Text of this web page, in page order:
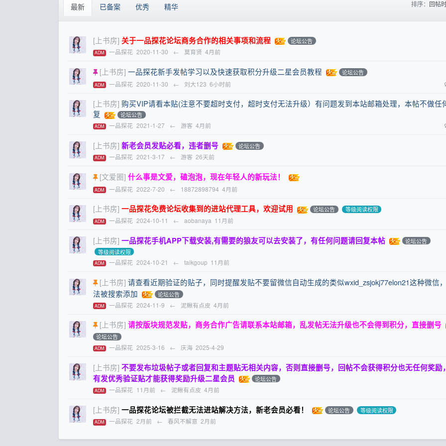
最新 已备案 优秀 精华 排序： 回帖
[上书房] 关于一品探花论坛商务合作的相关事项和流程 论坛公告
ADM 一品探花 2020-11-30 ← 莫育贤 4月前
[上书房] 一品探花新手发帖学习以及快速获取积分升级二星会员教程 论坛公告
ADM 一品探花 2020-11-30 ← 刘大123 6小时前
[上书房] 购买VIP请看本贴(注意不要超时支付，超时支付无法升级）有问题发到本站邮箱处理，本帖不做任
复
论坛公告
ADM 一品探花 2021-1-27 ← 游客 4月前
[上书房] 新老会员发贴必看，违者删号 论坛公告
ADM 一品探花 2021-3-17 ← 游客 26天前
[文爱圈] 什么事是文爱，磕泡泡，现在年轻人的新玩法！
ADM 一品探花 2022-7-20 ← 18872898794 4月前
[上书房] 一品探花免费论坛收集到的进站代理工具，欢迎试用 论坛公告 等级阅读权限
ADM 一品探花 2024-10-11 ← aobanaya 11月前
[上书房] 一品探花手机APP下载安装,有需要的狼友可以去安装了，有任何问题请回复本帖
论坛公告
等级阅读权限
ADM 一品探花 2024-10-21 ← taikgoup 11月前
[上书房] 请查看近期验证的贴子，同时提醒发贴不要留微信自动生成的类似wxid_zsjokj77elon21这种微信
法被搜索添加
论坛公告
ADM 一品探花 2024-11-9 ← 泥鳅有点皮 4月前
[上书房] 请按版块规范发贴，商务合作广告请联系本站邮箱，乱发帖无法升级也不会得到积分，直接删号
论坛公告
ADM 一品探花 2025-3-16 ← 庆海 2025-4-29
[上书房] 不要发布垃圾帖子或者回复和主题贴无相关内容，否则直接删号，回帖不会获得积分也无任何奖励
有发优秀验证贴才能获得奖励升级二星会员
论坛公告
ADM 一品探花 11月前 ← 泥鳅有点皮 4月前
[上书房] 一品探花论坛被拦截无法进站解决方法，新老会员必看！ 论坛公告 等级阅读权限
ADM 一品探花 2月前 ← 春风不解意 2月前